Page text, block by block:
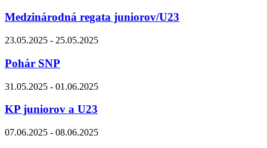
Medzinárodná regata juniorov/U23
23.05.2025 - 25.05.2025
Pohár SNP
31.05.2025 - 01.06.2025
KP juniorov a U23
07.06.2025 - 08.06.2025